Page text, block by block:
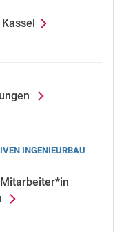
INGENIEURBAU